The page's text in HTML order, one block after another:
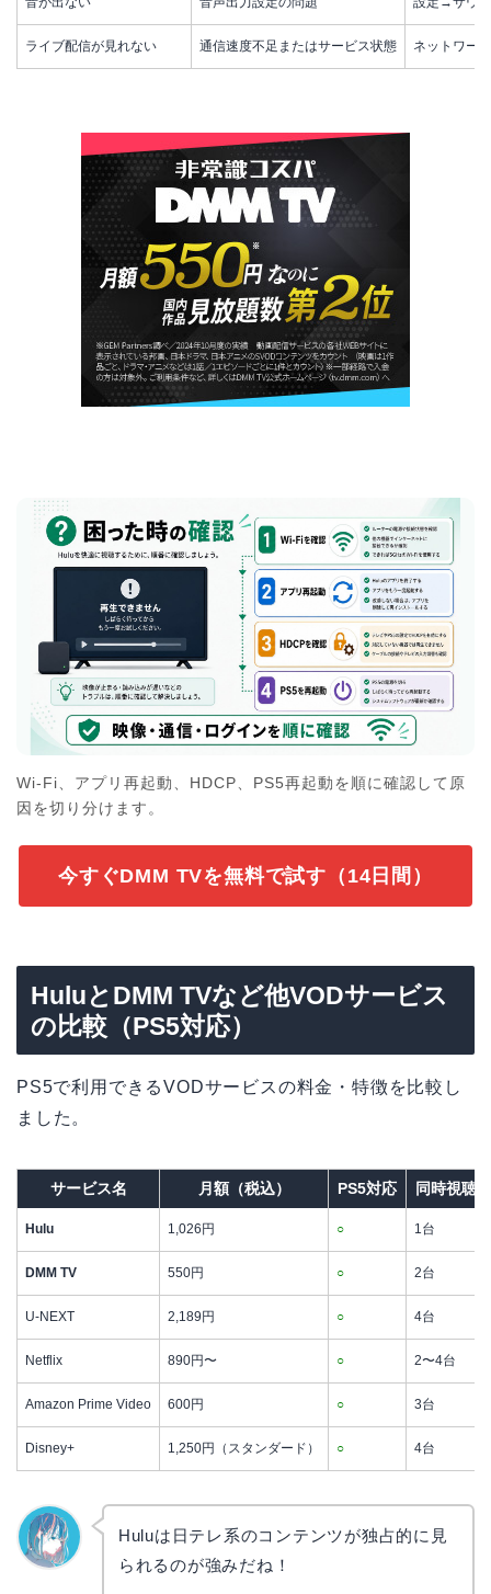
ライブ配信が見れない 通信速度不足またはサービス状態 ネットワー
Wi-Fi、アプリ再起動、HDCP、PS5再起動を順に確認して原
因を切り分けます。
今すぐDMM TVを無料で試す（14日間）
HuluとDMM TVなど他VODサービス
の比較（PS5対応）
PS5で利用できるVODサービスの料金・特徴を比較し
ました。
サービス名 月額（税込） PS5対応 同時視聴
Hulu 1,026円 ○ 1台
DMM TV 550円 ○ 2台
U-NEXT 2,189円 ○ 4台
Netflix 890円〜 ○ 2〜4台
Amazon Prime Video 600円 ○ 3台
Disney+ 1,250円（スタンダード） ○ 4台
Huluは日テレ系のコンテンツが独占的に見
られるのが強みだね！